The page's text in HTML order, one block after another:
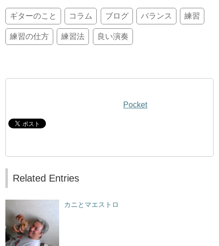
ギターのこと コラム ブログ バランス 練習
練習の仕方 練習法 良い演奏
Pocket
Related Entries
カニとマエストロ